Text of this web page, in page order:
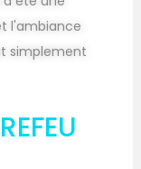
l'ambiance
simplement